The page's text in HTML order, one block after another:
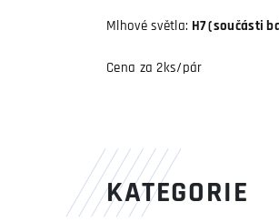
Mlhové světla: H7 (součásti
Cena za 2ks/pár
KATEGORIE